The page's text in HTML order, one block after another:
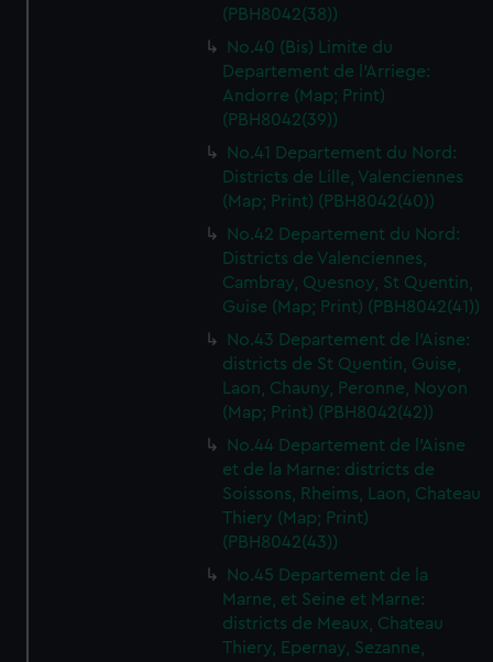
(PBH8042(38))
No.40 (Bis) Limite du
Departement de l'Arriege:
Andorre (Map; Print)
(PBH8042(39))
No.41 Departement du Nord:
Districts de Lille, Valenciennes
(Map; Print) (PBH8042(40))
No.42 Departement du Nord:
Districts de Valenciennes,
Cambray, Quesnoy, St Quentin,
Guise (Map; Print) (PBH8042(41))
No.43 Departement de l'Aisne:
districts de St Quentin, Guise,
Laon, Chauny, Peronne, Noyon
(Map; Print) (PBH8042(42))
No.44 Departement de l'Aisne
et de la Marne: districts de
Soissons, Rheims, Laon, Chateau
Thiery (Map; Print)
(PBH8042(43))
No.45 Departement de la
Marne, et Seine et Marne:
districts de Meaux, Chateau
Thiery, Epernay, Sezanne,